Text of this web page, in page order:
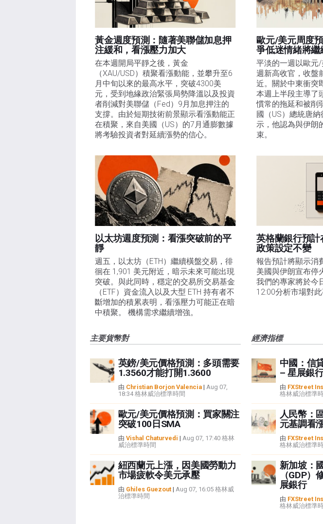
黃金週度預測：隨著美聯儲加息押
注緩和，看漲壓力加大
在本週開局平靜之後，黃金
（XAU/USD）積聚看漲動能，並攀升至6
月中旬以來的最高水平，突破4300美
元，受到地緣政治緊張局勢降溫以及投資
者削減對美聯儲（Fed）9月加息押注的
支撐。由於短期技術前景顯示看漲動能正
在積聚，來自美國（US）的7月通膨數據
將考驗投資者對延續漲勢的信心。
歐元/美元周度
爭低迷情緒將
平淡的一週以歐元
週新高收官，收盤
近。關於中東衝突
本週上半段主導了
慣常的拖延和被削
國（US）總統唐
示，他認為與伊朗
束。
以太坊週度預測：看漲突破前的平
靜
週五，以太坊（ETH）繼續橫盤交易，徘
徊在 1,901 美元附近，暗示未來可能出現
突破。與此同時，穩定的交易所交易基金
（ETF）資金流入以及大型 ETH 持有者不
斷增加的積累表明，看漲壓力可能正在暗
中積聚。 機構需求繼續增強。
英格蘭銀行預
政策設定不變
報告預計將顯示消
美國與伊朗宣布停
我們的專家將於今
12:00分析市場對
主要貨幣對
英鎊/美元價格預測：多頭需要
1.3560才能打開1.3600
由 Christian Borjon Valencia| Aug 07,
18:34 格林威治標準時間
歐元/美元價格預測：買家關注
突破100日SMA
由 Vishal Chaturvedi | Aug 07, 17:40 格林
威治標準時間
紐西蘭元上漲，因美國勞動力
市場疲軟令美元承壓
由 Ghiles Guezout| Aug 07, 16:05 格林威
治標準時間
經濟指標
中國：信
– 星展銀
由 FXStreet
格林威治標準
人民幣：
元基調看
由 FXStreet
格林威治標準
新加坡：
（GDP
展銀行
由 FXStreet
格林威治標準